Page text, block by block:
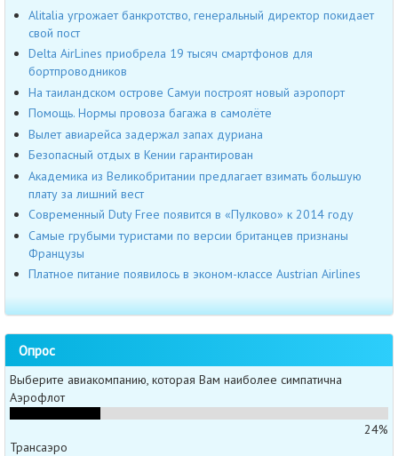
Alitalia угрожает банкротство, генеральный директор покидает
свой пост
Delta AirLines приобрела 19 тысяч смартфонов для
бортпроводников
На таиландском острове Самуи построят новый аэропорт
Помощь. Нормы провоза багажа в самолёте
Вылет авиарейса задержал запах дуриана
Безопасный отдых в Кении гарантирован
Академика из Великобритании предлагает взимать большую
плату за лишний вест
Современный Duty Free появится в «Пулково» к 2014 году
Самые грубыми туристами по версии британцев признаны
Французы
Платное питание появилось в эконом-классе Austrian Airlines
Опрос
Выберите авиакомпанию, которая Вам наиболее симпатична
Аэрофлот
24%
Трансаэро